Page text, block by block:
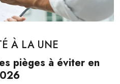
À LA UNE
pièges à éviter en